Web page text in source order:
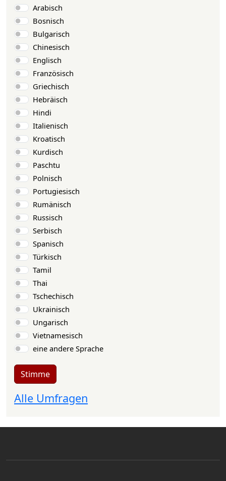
Arabisch
Bosnisch
Bulgarisch
Chinesisch
Englisch
Französisch
Griechisch
Hebräisch
Hindi
Italienisch
Kroatisch
Kurdisch
Paschtu
Polnisch
Portugiesisch
Rumänisch
Russisch
Serbisch
Spanisch
Türkisch
Tamil
Thai
Tschechisch
Ukrainisch
Ungarisch
Vietnamesisch
eine andere Sprache
Stimme
Alle Umfragen